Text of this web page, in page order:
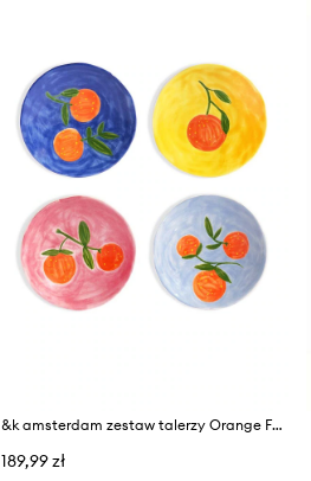
&k amsterdam zestaw talerzy Orange Full Colour 16 cm 4-pack
189,99 zł